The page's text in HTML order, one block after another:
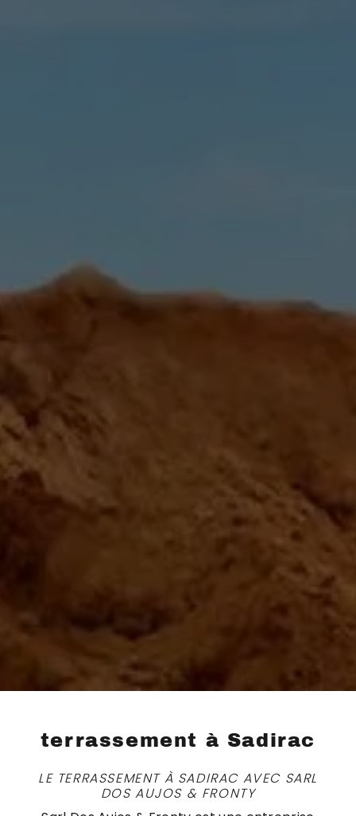
terrassement à Sadirac
LE TERRASSEMENT À SADIRAC AVEC SARL
DOS AUJOS & FRONTY